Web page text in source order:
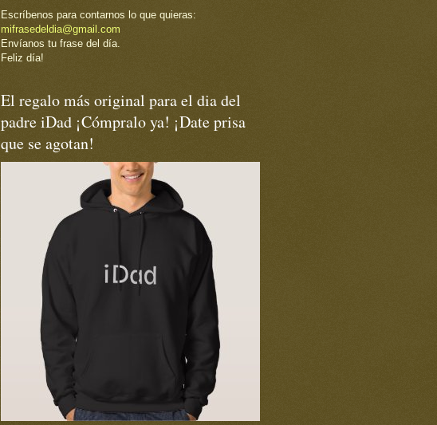
Escríbenos para contarnos lo que quieras:
mifrasedeldia@gmail.com
Envíanos tu frase del día.
Feliz día!
El regalo más original para el dia del
padre iDad ¡Cómpralo ya! ¡Date prisa
que se agotan!